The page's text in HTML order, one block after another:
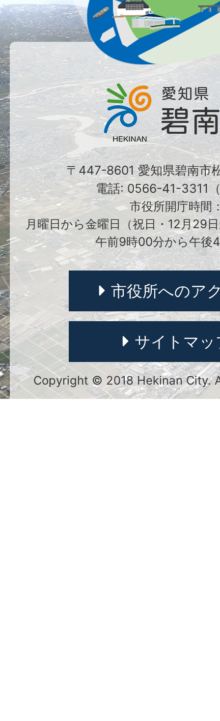
〒447-8601 愛知県碧南市
電話: 0566-41-3311
市役所開庁時間
月曜日から金曜日（祝日・12月29
午前9時00分から午後
市役所へのア
サイトマッ
Copyright © 2018 Hekinan City.